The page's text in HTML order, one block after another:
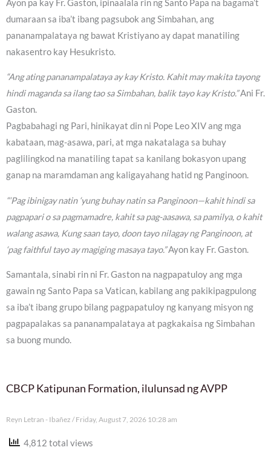
Ayon pa kay Fr. Gaston, ipinaalala rin ng Santo Papa na bagama’t
dumaraan sa iba’t ibang pagsubok ang Simbahan, ang
pananampalataya ng bawat Kristiyano ay dapat manatiling
nakasentro kay Hesukristo.
“Ang ating pananampalataya ay kay Kristo. Kahit may makita tayong
hindi maganda sa ilang tao sa Simbahan, balik tayo kay Kristo.”Ani Fr.
Gaston.
Pagbabahagi ng Pari, hinikayat din ni Pope Leo XIV ang mga
kabataan, mag-asawa, pari, at mga nakatalaga sa buhay
paglilingkod na manatiling tapat sa kanilang bokasyon upang
ganap na maramdaman ang kaligayahang hatid ng Panginoon.
“‘Pag ibinigay natin ‘yung buhay natin sa Panginoon—kahit hindi sa
pagpapari o sa pagmamadre, kahit sa pag-aasawa, sa pamilya, o kahit
walang asawa, Kung saan tayo, doon tayo nilagay ng Panginoon, at
‘pag faithful tayo ay magiging masaya tayo.”Ayon kay Fr. Gaston.
Samantala, sinabi rin ni Fr. Gaston na nagpapatuloy ang mga
gawain ng Santo Papa sa Vatican, kabilang ang pakikipagpulong
sa iba’t ibang grupo bilang pagpapatuloy ng kanyang misyon ng
pagpapalakas sa pananampalataya at pagkakaisa ng Simbahan
sa buong mundo.
CBCP Katipunan Formation, ilulunsad ng AVPP
Reyn Letran - Ibañez Friday, August 7, 2026 10:28 am
4,812 total views